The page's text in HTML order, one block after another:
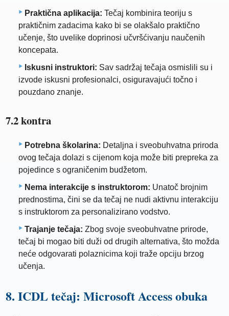
Praktična aplikacija: Tečaj kombinira teoriju s
praktičnim zadacima kako bi se olakšalo praktično
učenje, što uvelike doprinosi učvršćivanju naučenih
koncepata.
Iskusni instruktori: Sav sadržaj tečaja osmislili su i
izvode iskusni profesionalci, osiguravajući točno i
pouzdano znanje.
7.2 kontra
Potrebna školarina: Detaljna i sveobuhvatna priroda
ovog tečaja dolazi s cijenom koja može biti prepreka za
pojedince s ograničenim budžetom.
Nema interakcije s instruktorom: Unatoč brojnim
prednostima, čini se da tečaj ne nudi aktivnu interakciju
s instruktorom za personalizirano vodstvo.
Trajanje tečaja: Zbog svoje sveobuhvatne prirode,
tečaj bi mogao biti duži od drugih alternativa, što možda
neće odgovarati polaznicima koji traže opciju brzog
učenja.
8. ICDL tečaj: Microsoft Access obuka